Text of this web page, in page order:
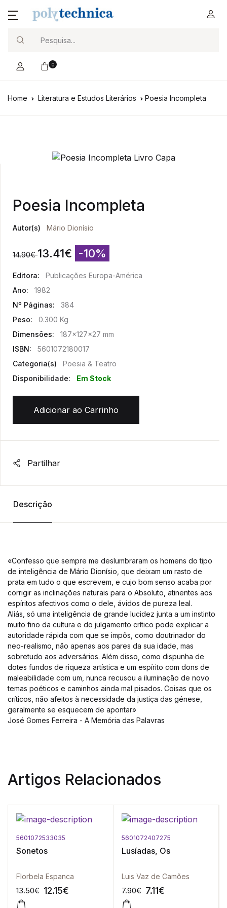
0
Home Literatura e Estudos Literários Poesia Incompleta
Poesia Incompleta
Autor(s) Mário Dionísio
14.90€ 13.41€ -10%
Editora:
Publicações Europa-América
Ano:
1982
Nº Páginas:
384
Peso:
0.300 Kg
Dimensões:
187x127x27 mm
ISBN:
5601072180017
Categoria(s)
Poesia & Teatro
Disponibilidade:
Em Stock
Adicionar ao Carrinho
Partilhar
Descrição
«Confesso que sempre me deslumbraram os homens do tipo
de inteligência de Mário Dionísio, que deixam um rasto de
prata em tudo o que escrevem, e cujo bom senso acaba por
corrigir as inclinações naturais para o Absoluto, atinentes aos
espíritos afectivos como o dele, ávidos de pureza leal.
Aliás, só uma inteligência de grande lucidez junta a um instinto
muito fino da cultura e do julgamento crítico pode explicar a
autoridade rápida com que se impôs, como doutrinador do
neo-realismo, não apenas aos pares da sua idade, mas
sobretudo aos adversários. Além disso, como dispunha de
dotes fundos de riqueza artística e um espírito com dons de
maleabilidade com um, nunca recusou a iluminação de novo
temas poéticos e caminhos ainda mal pisados. Coisas que os
críticos, não afeitos à necessidade da justiça das génese,
geralmente se esquecem de apontar»
José Gomes Ferreira - A Memória das Palavras
Artigos Relacionados
5601072533035
Sonetos
Florbela Espanca
13.50€ 12.15€
5601072407275
Lusíadas, Os
Luis Vaz de Camões
7.90€ 7.11€